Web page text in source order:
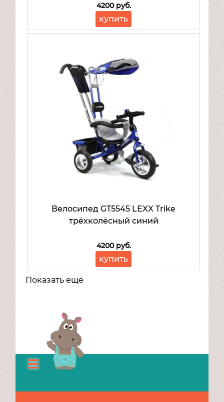
4200 руб.
купить
Велосипед GT5545 LEXX Trike
трёхколёсный синий
4200 руб.
купить
Показать ещё